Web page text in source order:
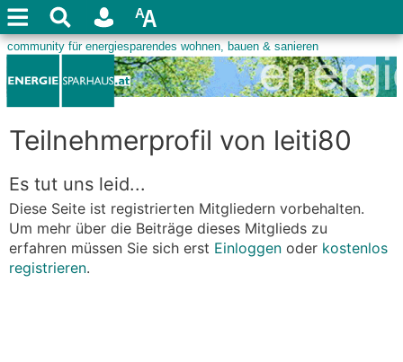
Teilnehmerprofil von leiti80
Es tut uns leid...
Diese Seite ist registrierten Mitgliedern vorbehalten.
Um mehr über die Beiträge dieses Mitglieds zu
erfahren müssen Sie sich erst Einloggen oder kostenlos
registrieren.